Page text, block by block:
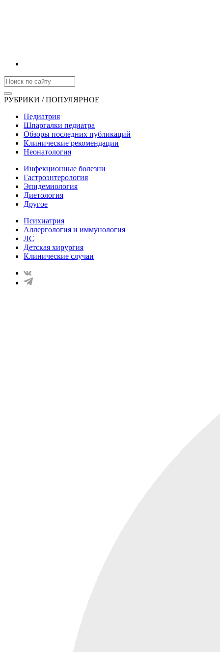
РУБРИКИ / ПОПУЛЯРНОЕ
Педиатрия
Шпаргалки педиатра
Обзоры последних публикаций
Клинические рекомендации
Неонатология
Инфекционные болезни
Гастроэнтерология
Эпидемиология
Диетология
Другое
Психиатрия
Аллергология и иммунология
ЛС
Детская хирургия
Клинические случаи